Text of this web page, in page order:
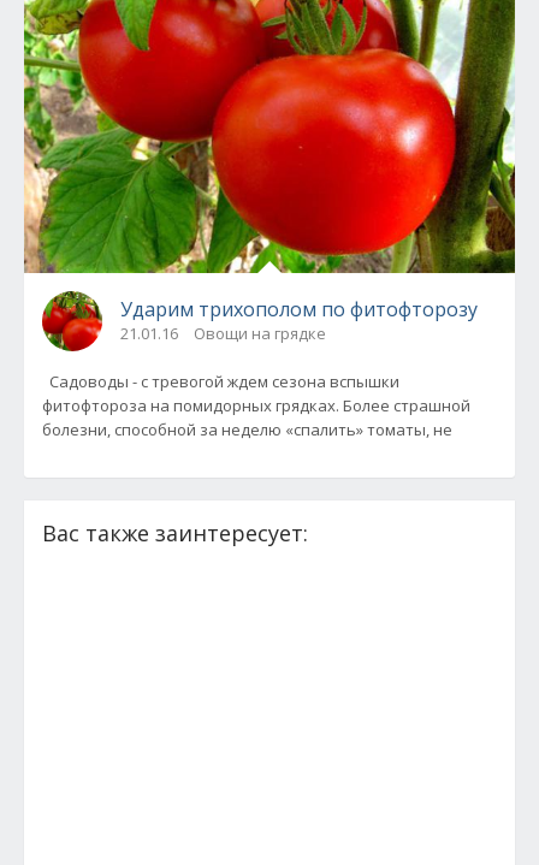
Ударим трихополом по фитофторозу
21.01.16 Овощи на грядке
Садоводы - с тревогой ждем сезона вспышки
фитофтороза на помидорных грядках. Более страшной
болезни, способной за неделю «спалить» томаты, не
Вас также заинтересует: